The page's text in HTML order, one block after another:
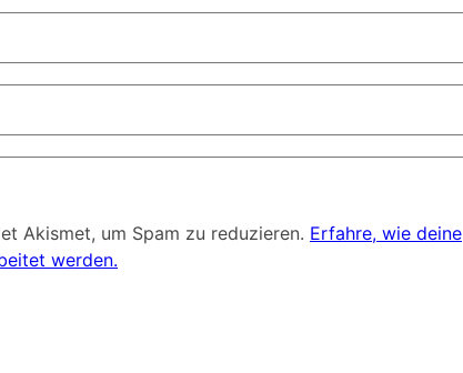
Akismet, um Spam zu reduzieren. Erfahre, wie deine
werden.